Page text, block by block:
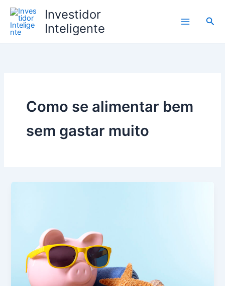
para
conteúdo
Investidor
Inteligente
Como se alimentar bem
sem gastar muito